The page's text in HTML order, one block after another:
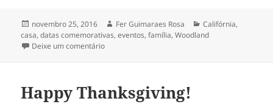
Publicado
em
novembro 25, 2016 Autor
Fer Guimaraes Rosa Categorias
Califórnia,
casa,datas comemorativas,eventos,família,Woodland
Deixe um comentárioem thanksgiving dinner
Happy Thanksgiving!